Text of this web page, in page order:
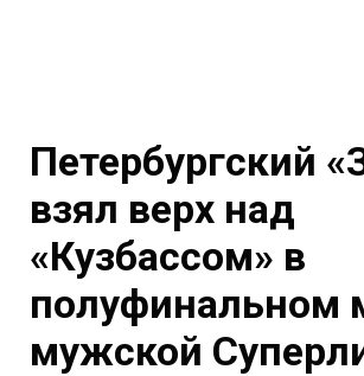
Петербургский
взял верх над
«Кузбассом» в
полуфинальном
мужской